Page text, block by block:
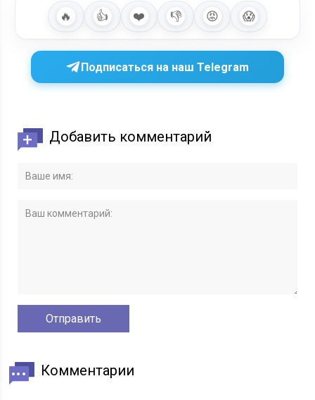
🔥 👍 ❤️ 👎 😡 😱
Подписаться на наш Telegram
Добавить комментарий
Комментарии